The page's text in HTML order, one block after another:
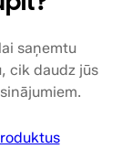
saņemtu
cik daudz jūs